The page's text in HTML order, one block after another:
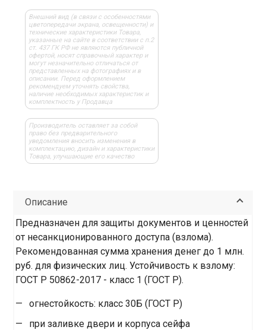
Внешний вид (в связи с особенностями
цветопередачи экрана, освещенности) и
технические характеристики Товара,
указанные на сайте в соответствии с п.2
ст. 437 ГК РФ не являются публичной
офертой, носят справочный характер и
могут незначительно отличаться от
представленных на фотографиях и в
описании. Перед оформлением
рекомендуем уточнять свойства,
наличие необходимых характеристик и
комплектность у Продавца
Производитель оставляет за собой
право без предварительного
уведомления вносить изменения в
комплектацию, дизайн и характеристики
Товара, улучшающие его качество
Описание
Предназначен для защиты документов и ценностей
от несанкционированного доступа (взлома).
Рекомендованная сумма хранения денег до 1 млн.
руб. для физических лиц. Устойчивость к взлому:
ГОСТ Р 50862-2017 - класс 1 (ГОСТ Р).
огнестойкость: класс 30Б (ГОСТ Р)
при заливке двери и корпуса сейфа